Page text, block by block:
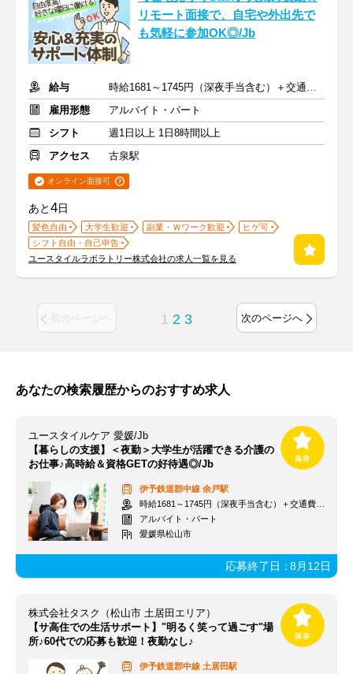
リモート面接で、自宅や外出先で
も気軽に参加OK◎/Jb
給与
時給1681～1745円（深夜手当含む）＋交通費支給
雇用形態
アルバイト・パート
シフト
週1日以上 1日8時間以上
アクセス
古泉駅
オンライン面接可
あと4日
髪色自由 大学生歓迎 副業・Ｗワーク歓迎
ヒゲ可
シフト自由・自己申告
ユースタイルラボラトリー株式会社の求人一覧を見る
前のページへ 1 2 3 次のページへ
あなたの検索履歴からのおすすめ求人
ユースタイルケア 愛媛/Jb
【暮らしの支援】＜夜勤＞大学生が活躍できる介護の
お仕事♪高時給＆資格GETの好待遇◎/Jb
伊予鉄道郡中線 余戸駅
時給1681～1745円（深夜手当含む）＋交通費支給
アルバイト・パート
愛媛県松山市
応募終了日：8月12日
株式会社タスク（松山市 土居田エリア）
【サ高住での生活サポート】"明るく笑って過ごす"場
所♪60代での応募も歓迎！夜勤なし♪
伊予鉄道郡中線 土居田駅